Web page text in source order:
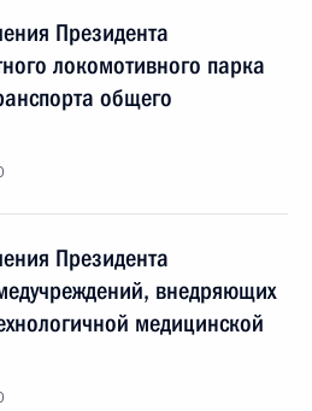
Президента
локомотивного парка
общего
Президента
внедряющих
медицинской